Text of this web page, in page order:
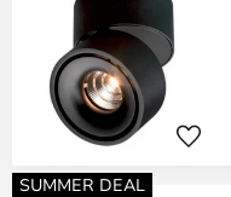
SUMMER DEAL